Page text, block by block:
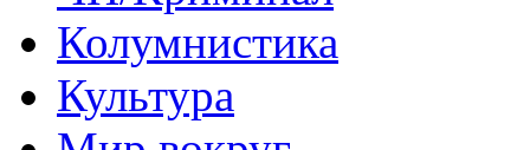
Колумнистика
Культура